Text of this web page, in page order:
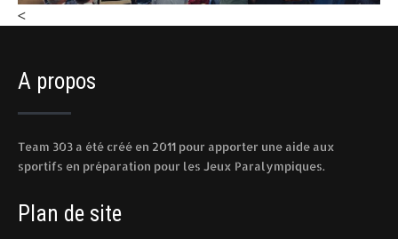
<
A propos
Team 303 a été créé en 2011 pour apporter une aide aux
sportifs en préparation pour les Jeux Paralympiques.
Plan de site